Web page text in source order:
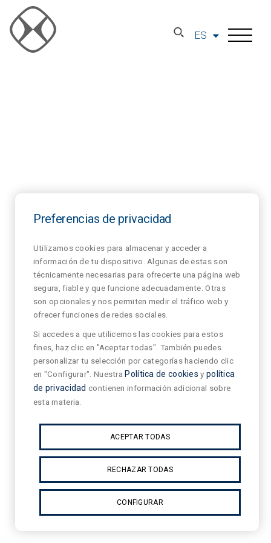
ES
Preferencias de privacidad
Utilizamos cookies para almacenar y acceder a
información de tu dispositivo. Algunas de estas son
técnicamente necesarias para ofrecerte una página web
segura, fiable y que funcione adecuadamente. Otras
son opcionales y nos permiten medir el tráfico web y
ofrecer funciones de redes sociales.
Si accedes a que utilicemos las cookies para estos
fines, haz clic en "Aceptar todas". También puedes
personalizar tu selección por categorías haciendo clic
en "Configurar". Nuestra Política de cookies y política
de privacidad contienen información adicional sobre
esta materia.
ACEPTAR TODAS
RECHAZAR TODAS
CONFIGURAR